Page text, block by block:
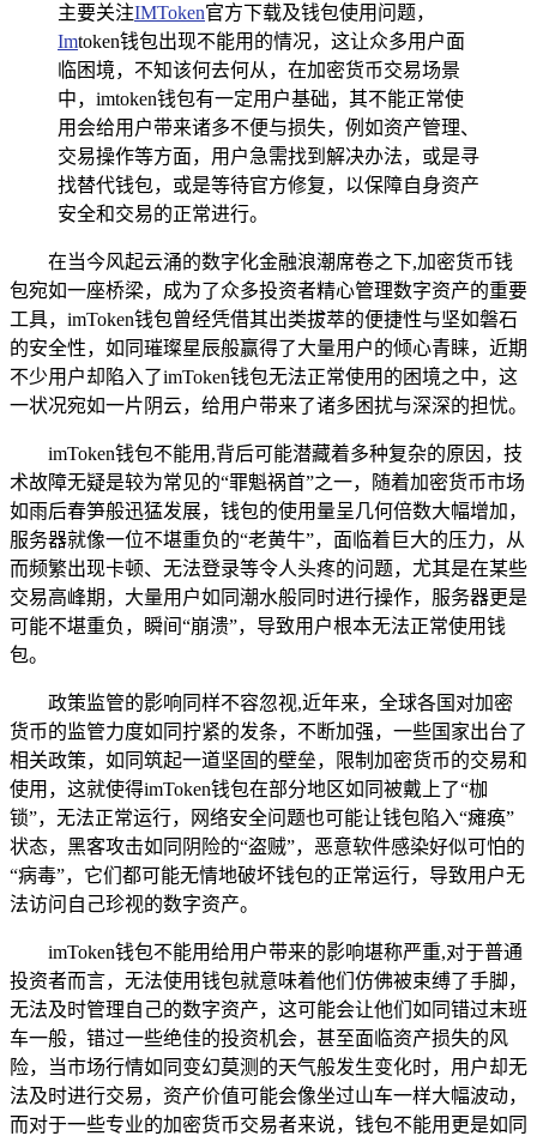
主要关注IMToken官方下载及钱包使用问题，
Imtoken钱包出现不能用的情况，这让众多用户面
临困境，不知该何去何从，在加密货币交易场景
中，imtoken钱包有一定用户基础，其不能正常使
用会给用户带来诸多不便与损失，例如资产管理、
交易操作等方面，用户急需找到解决办法，或是寻
找替代钱包，或是等待官方修复，以保障自身资产
安全和交易的正常进行。
在当今风起云涌的数字化金融浪潮席卷之下,加密货币钱
包宛如一座桥梁，成为了众多投资者精心管理数字资产的重要
工具，imToken钱包曾经凭借其出类拔萃的便捷性与坚如磐石
的安全性，如同璀璨星辰般赢得了大量用户的倾心青睐，近期
不少用户却陷入了imToken钱包无法正常使用的困境之中，这
一状况宛如一片阴云，给用户带来了诸多困扰与深深的担忧。
imToken钱包不能用,背后可能潜藏着多种复杂的原因，技
术故障无疑是较为常见的“罪魁祸首”之一，随着加密货币市场
如雨后春笋般迅猛发展，钱包的使用量呈几何倍数大幅增加，
服务器就像一位不堪重负的“老黄牛”，面临着巨大的压力，从
而频繁出现卡顿、无法登录等令人头疼的问题，尤其是在某些
交易高峰期，大量用户如同潮水般同时进行操作，服务器更是
可能不堪重负，瞬间“崩溃”，导致用户根本无法正常使用钱
包。
政策监管的影响同样不容忽视,近年来，全球各国对加密
货币的监管力度如同拧紧的发条，不断加强，一些国家出台了
相关政策，如同筑起一道坚固的壁垒，限制加密货币的交易和
使用，这就使得imToken钱包在部分地区如同被戴上了“枷
锁”，无法正常运行，网络安全问题也可能让钱包陷入“瘫痪”
状态，黑客攻击如同阴险的“盗贼”，恶意软件感染好似可怕的
“病毒”，它们都可能无情地破坏钱包的正常运行，导致用户无
法访问自己珍视的数字资产。
imToken钱包不能用给用户带来的影响堪称严重,对于普通
投资者而言，无法使用钱包就意味着他们仿佛被束缚了手脚，
无法及时管理自己的数字资产，这可能会让他们如同错过末班
车一般，错过一些绝佳的投资机会，甚至面临资产损失的风
险，当市场行情如同变幻莫测的天气般发生变化时，用户却无
法及时进行交易，资产价值可能会像坐过山车一样大幅波动，
而对于一些专业的加密货币交易者来说，钱包不能用更是如同